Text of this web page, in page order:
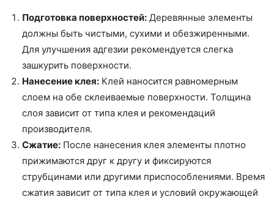
Подготовка поверхностей: Деревянные элементы
должны быть чистыми, сухими и обезжиренными.
Для улучшения адгезии рекомендуется слегка
зашкурить поверхности.
Нанесение клея: Клей наносится равномерным
слоем на обе склеиваемые поверхности. Толщина
слоя зависит от типа клея и рекомендаций
производителя.
Сжатие: После нанесения клея элементы плотно
прижимаются друг к другу и фиксируются
струбцинами или другими приспособлениями. Время
сжатия зависит от типа клея и условий окружающей